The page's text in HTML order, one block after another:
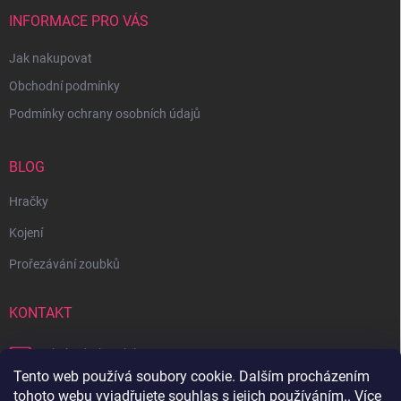
Tento web používá soubory cookie. Dalším procházením
tohoto webu vyjadřujete souhlas s jejich používáním.. Více
INFORMACE PRO VÁS
Jak nakupovat
Obchodní podmínky
Podmínky ochrany osobních údajů
BLOG
Hračky
Kojení
Prořezávání zoubků
KONTAKT
obchod bambilon.cz
+420 728 355 665